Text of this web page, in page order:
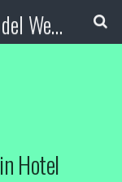
Booking Blog™ - Il blog del Web Marketing Turistico
Hotel